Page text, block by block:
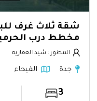
شقة ثلاث غرف
مخطط درب
المطور : شيد العقارية
جدة الفيحاء
3